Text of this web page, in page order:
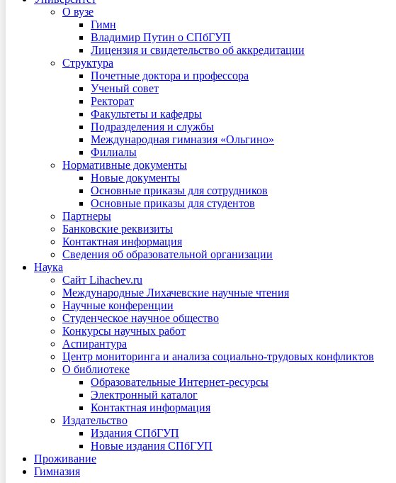
О вузе
Гимн
Владимир Путин о СПбГУП
Лицензия и свидетельство об аккредитации
Структура
Почетные доктора и профессора
Ученый совет
Ректорат
Факультеты и кафедры
Подразделения и службы
Международная гимназия «Ольгино»
Филиалы
Нормативные документы
Новые документы
Основные приказы для сотрудников
Основные приказы для студентов
Партнеры
Банковские реквизиты
Контактная информация
Сведения об образовательной организации
Наука
Сайт Lihachev.ru
Международные Лихачевские научные чтения
Научные конференции
Студенческое научное общество
Конкурсы научных работ
Аспирантура
Центр мониторинга и анализа социально-трудовых конфликтов
О библиотеке
Образовательные Интернет-ресурсы
Электронный каталог
Контактная информация
Издательство
Издания СПбГУП
Новые издания СПбГУП
Проживание
Гимназия